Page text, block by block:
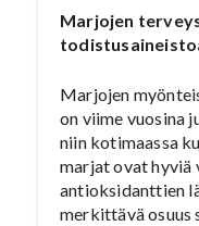
Marjojen
Marjojen
on viime vuosina
niin kotimaassa
marjat ovat hyviä
antioksidanttien
merkittävä osuus